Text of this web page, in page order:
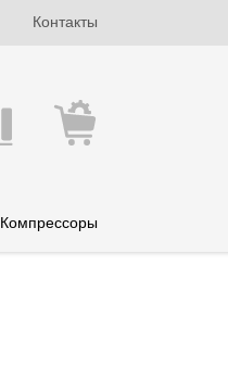
Контакты
Компрессоры